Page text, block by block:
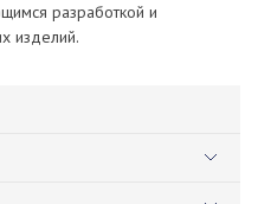
разработкой и
изделий.